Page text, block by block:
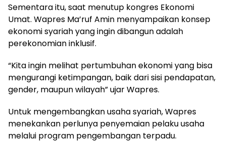
Sementara itu, saat menutup kongres Ekonomi
Umat. Wapres Ma’ruf Amin menyampaikan konsep
ekonomi syariah yang ingin dibangun adalah
perekonomian inklusif.
“Kita ingin melihat pertumbuhan ekonomi yang bisa
mengurangi ketimpangan, baik dari sisi pendapatan,
gender, maupun wilayah” ujar Wapres.
Untuk mengembangkan usaha syariah, Wapres
menekankan perlunya penyemaian pelaku usaha
melalui program pengembangan terpadu.